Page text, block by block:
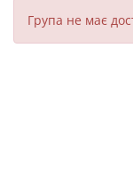
Група не має